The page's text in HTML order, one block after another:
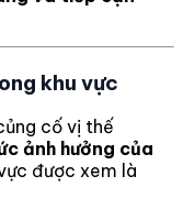
khu vực
cố vị thế
ảnh hưởng của
được xem là